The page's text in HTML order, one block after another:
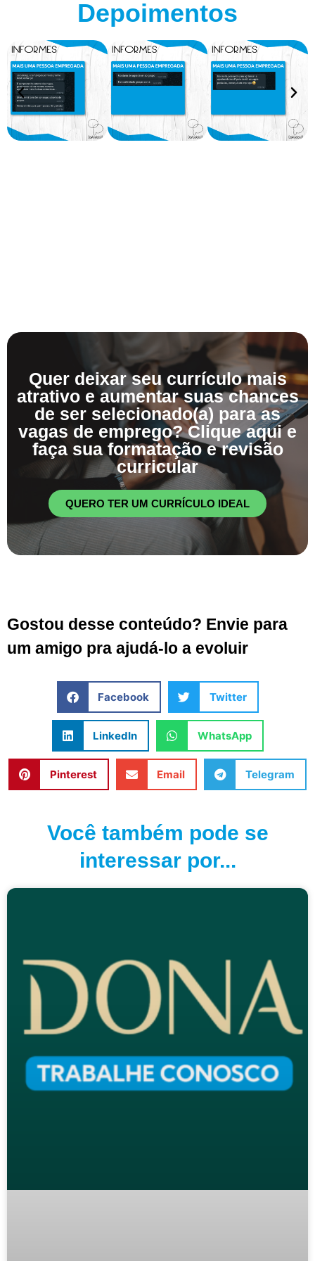
Depoimentos
Quer deixar seu currículo mais
atrativo e aumentar suas chances
de ser selecionado(a) para as
vagas de emprego? Clique aqui e
faça sua formatação e revisão
curricular
QUERO TER UM CURRÍCULO IDEAL
Gostou desse conteúdo? Envie para
um amigo pra ajudá-lo a evoluir
Facebook Twitter
LinkedIn WhatsApp
Pinterest Email Telegram
Você também pode se
interessar por...